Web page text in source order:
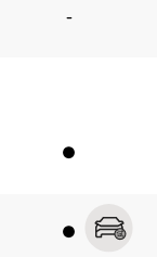
-
●
●
-
●
●